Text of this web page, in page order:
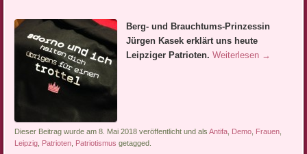
Berg- und Brauchtums-Prinzessin
Jürgen Kasek erklärt uns heute
Leipziger Patrioten.Weiterlesen →
Dieser Beitrag wurde am 8. Mai 2018 veröffentlicht und alsAntifa Demo Frauen
Leipzig Patrioten Patriotismus getagged.